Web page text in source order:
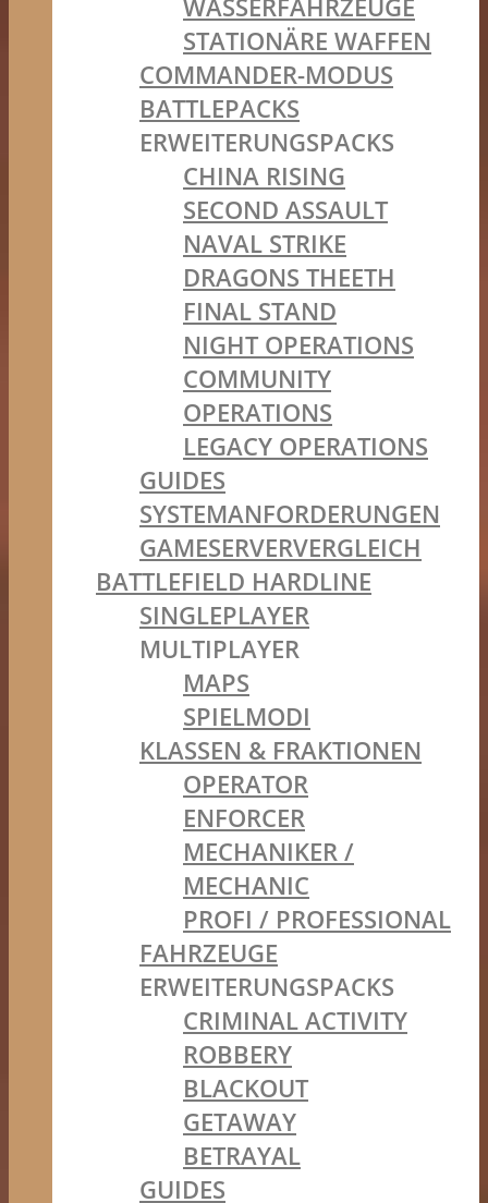
WASSERFAHRZEUGE
STATIONÄRE WAFFEN
COMMANDER-MODUS
BATTLEPACKS
ERWEITERUNGSPACKS
CHINA RISING
SECOND ASSAULT
NAVAL STRIKE
DRAGONS THEETH
FINAL STAND
NIGHT OPERATIONS
COMMUNITY
OPERATIONS
LEGACY OPERATIONS
GUIDES
SYSTEMANFORDERUNGEN
GAMESERVERVERGLEICH
BATTLEFIELD HARDLINE
SINGLEPLAYER
MULTIPLAYER
MAPS
SPIELMODI
KLASSEN & FRAKTIONEN
OPERATOR
ENFORCER
MECHANIKER /
MECHANIC
PROFI / PROFESSIONAL
FAHRZEUGE
ERWEITERUNGSPACKS
CRIMINAL ACTIVITY
ROBBERY
BLACKOUT
GETAWAY
BETRAYAL
GUIDES